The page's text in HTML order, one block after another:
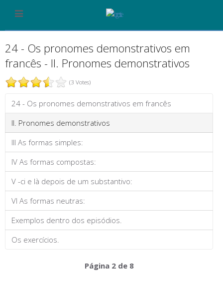
24 - Os pronomes demonstrativos em
francês - II. Pronomes demonstrativos
(3 Votes)
24 - Os pronomes demonstrativos em francês
II. Pronomes demonstrativos
III As formas simples:
IV As formas compostas:
V -ci e là depois de um substantivo:
VI As formas neutras:
Exemplos dentro dos episódios.
Os exercícios.
Página 2 de 8